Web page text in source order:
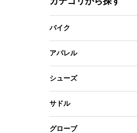
バイク
アパレル
シューズ
サドル
グローブ